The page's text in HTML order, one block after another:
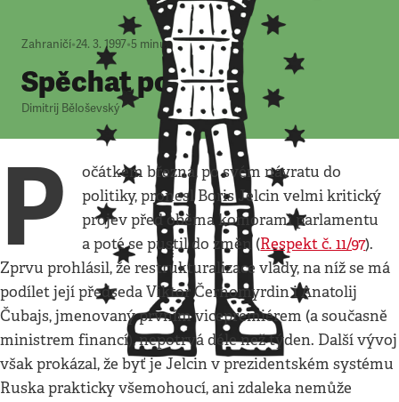
Zahraničí•24. 3. 1997•5 minut
Spěchat pomalu
Dimitrij Běloševský
P
očátkem března, po svém návratu do
politiky, pronesl Boris Jelcin velmi kritický
projev před oběma komorami parlamentu
a poté se pustil do změn (Respekt č. 11/97).
Zprvu prohlásil, že restrukturalizace vlády, na níž se má
podílet její předseda Viktor Černomyrdin i Anatolij
Čubajs, jmenovaný prvním vicepremiérem (a současně
ministrem financí), nepotrvá déle než týden. Další vývoj
však prokázal, že byť je Jelcin v prezidentském systému
Ruska prakticky všemohoucí, ani zdaleka nemůže